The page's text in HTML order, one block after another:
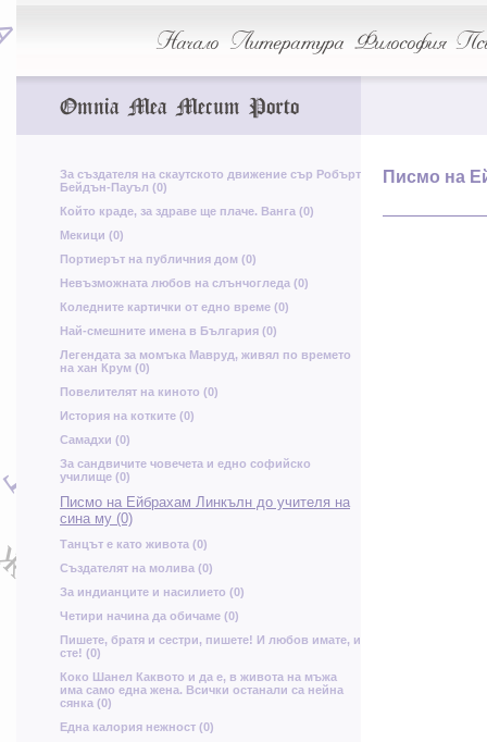
И
Б
З
У
р
Р
С Г
Х
Е
а
л
Щ
о
В
ф Ш
Т
Начало Литература Философия
Omnia Mea Mecum Porto
За създателя на скаутското движение сър Робърт
Бейдън-Пауъл (0)
Който краде, за здраве ще плаче. Ванга (0)
Мекици (0)
Портиерът на публичния дом (0)
Невъзможната любов на слънчогледа (0)
Коледните картички от едно време (0)
Най-смешните имена в България (0)
Легендата за момъка Мавруд, живял по времето
на хан Крум (0)
Повелителят на киното (0)
История на котките (0)
Самадхи (0)
За сандвичите човечета и едно софийско
училище (0)
Писмо на Ейбрахам Линкълн до учителя на
сина му (0)
Танцът е като живота (0)
Създателят на молива (0)
За индианците и насилието (0)
Четири начина да обичаме (0)
Пишете, братя и сестри, пишете! И любов имате, и
сте! (0)
Коко Шанел Каквото и да е, в живота на мъжа
има само една жена. Всички останали са нейна
сянка (0)
Една калория нежност (0)
Писмо на